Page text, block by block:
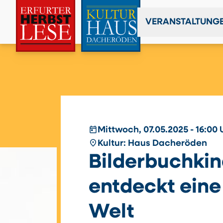
todayMittwoch, 07.05.2025 - 16:00
place Kultur: Haus Dacheröden
entdeckt
Welt